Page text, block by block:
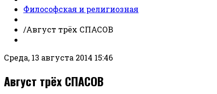
Философская и религиозная
/Август трёх СПАСОВ
Среда, 13 августа 2014 15:46
Август трёх СПАСОВ